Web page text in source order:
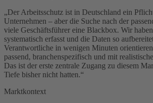
„Der Arbeitsschutz ist in Deutschland ein
Unternehmen – aber die Suche nach der
viele Geschäftsführer eine Blackbox. Wir
systematisch erfasst und die Daten so
Verantwortliche in wenigen Minuten
passend, branchenspezifisch und mit
Das ist der erste zentrale Zugang zu diesem
Tiefe bisher nicht hatten.“
Marktkontext